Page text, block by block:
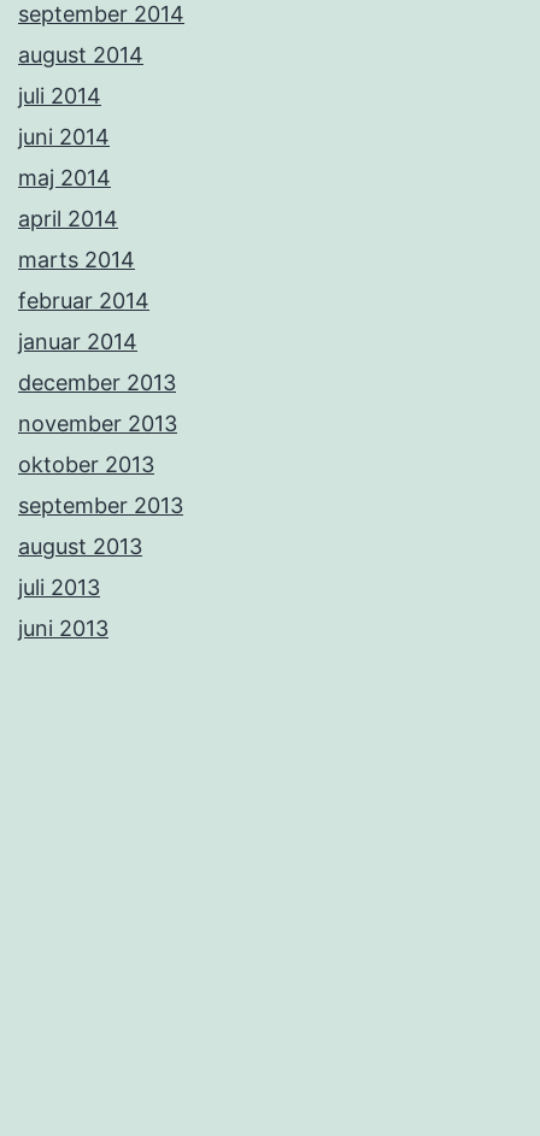
september 2014
august 2014
juli 2014
juni 2014
maj 2014
april 2014
marts 2014
februar 2014
januar 2014
december 2013
november 2013
oktober 2013
september 2013
august 2013
juli 2013
juni 2013